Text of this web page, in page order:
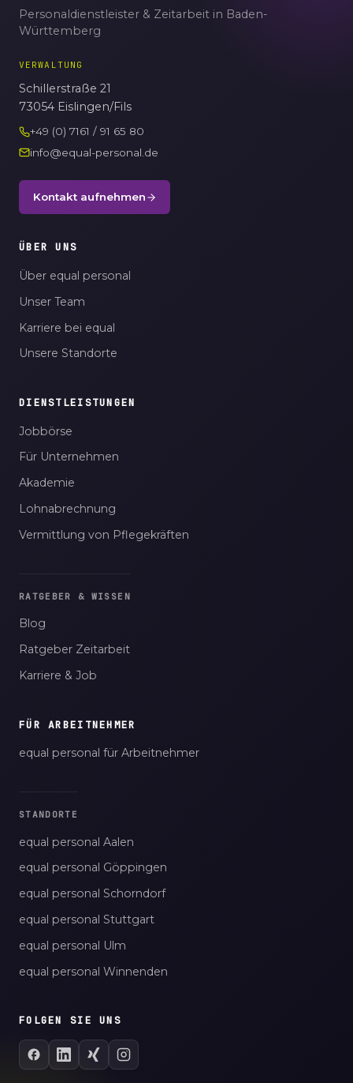
Personaldienstleister & Zeitarbeit in Baden-
Württemberg
VERWALTUNG
Schillerstraße 21
73054 Eislingen/Fils
+49 (0) 7161 / 91 65 80
info@equal-personal.de
Kontakt aufnehmen
ÜBER UNS
Über equal personal
Unser Team
Karriere bei equal
Unsere Standorte
DIENSTLEISTUNGEN
Jobbörse
Für Unternehmen
Akademie
Lohnabrechnung
Vermittlung von Pflegekräften
RATGEBER & WISSEN
Blog
Ratgeber Zeitarbeit
Karriere & Job
FÜR ARBEITNEHMER
equal personal für Arbeitnehmer
STANDORTE
equal personal Aalen
equal personal Göppingen
equal personal Schorndorf
equal personal Stuttgart
equal personal Ulm
equal personal Winnenden
FOLGEN SIE UNS